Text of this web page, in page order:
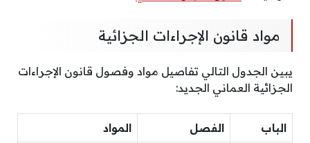
مواد قانون الإجراءات الجزائية
يبين الجدول التالي تفاصيل مواد وفصول قانون الإجراءات
الجزائية العماني الجديد:
الباب الفصل المواد